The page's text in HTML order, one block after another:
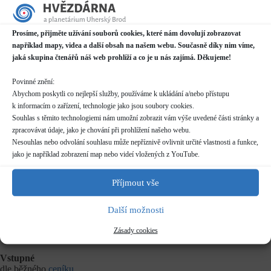
Prosíme, přijměte užívání souborů cookies, které nám dovolují zobrazovat
například mapy, videa a další obsah na našem webu. Současně díky nim víme,
jaká skupina čtenářů náš web prohlíží a co je u nás zajímá. Děkujeme!
Povinné znění:
Abychom poskytli co nejlepší služby, používáme k ukládání a/nebo přístupu
k informacím o zařízení, technologie jako jsou soubory cookies.
Souhlas s těmito technologiemi nám umožní zobrazit vám výše uvedené části stránky a
zpracovávat údaje, jako je chování při prohlížení našeho webu.
Nesouhlas nebo odvolání souhlasu může nepříznivě ovlivnit určité vlastnosti a funkce,
jako je například zobrazení map nebo videí vložených z YouTube.
Příjmout vše
Další možnosti
Zásady cookies
Datum / čas
04.04.2023
17:00 - 18:00
Planetárium v Domě kultury
Mariánské náměstí 2187, Uherský Brod
Další informace o dostupnosti a parkování
Kategorie
Pravidelné akce
Rezervace
Vstupné
dle běžného ceníku